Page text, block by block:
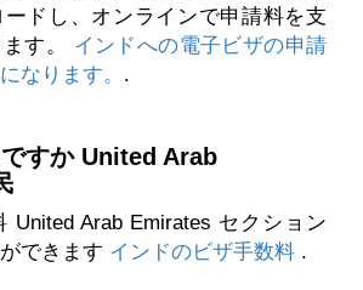
ドし、オンラインで申請料を支
す。 インドへの電子ビザの申請
なります。 .
すか United Arab
United Arab Emirates セクション
できます インドのビザ手数料 .